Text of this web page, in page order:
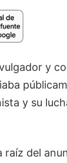
y
y su
raíz del